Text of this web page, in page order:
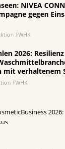
NIVEA
gegen
FWHK
2026:
mit verhaltenem
FWHK